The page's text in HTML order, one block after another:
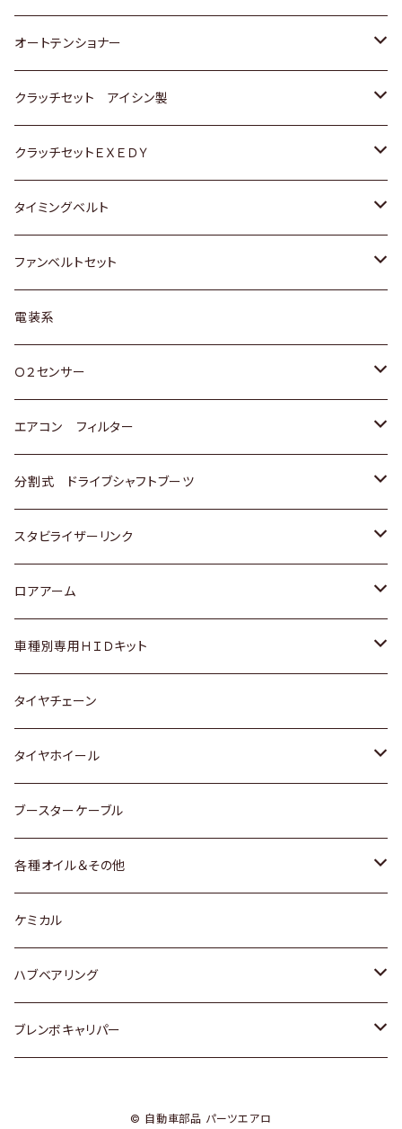
スバル
三菱
スバル
三菱
スバル
いすゞ
ダイハツ
マツダ
三菱
スバル
日野
GOLF
ＷＡＧＥＮ
アストロ（シボレー）
クライスラー
ＷＡＧＥＮ
ＶＯＬＶＯ
ホンダ
スズキ
日産
ダイハツ
マツダ
三菱
スバル
スズキ
ダイハツ
日産
ホンダ
マツダ
オートテンショナー
トヨタ
クラッチセット アイシン製
ホンダ
スズキ
ダイハツ
マツダ
三菱
スバル
クラッチセットＥＸＥＤＹ
ホンダ
スズキ
日産
ダイハツ
マツダ
三菱
スバル
タイミングベルト
トヨタ
スズキ
ダイハツ
三菱
スバル
ファンベルトセット
トヨタ
ホンダ
スズキ
日産
いすゞ
ダイハツ
マツダ
三菱
スバル
レクサス
電装系
Ｏ２センサー
トヨタ
ホンダ
スズキ
日産
ダイハツ
マツダ
三菱
スバル
エアコン フィルター
トヨタ
ホンダ
スズキ
日産
いすゞ
ダイハツ
マツダ
三菱
スバル
分割式 ドライブシャフトブーツ
トヨタ
ホンダ
スズキ
日産
ダイハツ
スバル
スタビライザーリンク
トヨタ
ホンダ
スズキ
日産
ダイハツ
マツダ
ロアアーム
ホンダ
スズキ
日産
ダイハツ
マツダ
スバル
車種別専用ＨＩＤキット
トヨタ
マツダ
タイヤチェーン
タイヤホイール
トヨタ
ホンダ
スズキ
日産
ダイハツ
ブースターケーブル
各種オイル＆その他
ディーデル洗浄添加剤
ケミカル
ハブベアリング
トヨタ
ブレンボキャリパー
© 自動車部品 パーツエアロ